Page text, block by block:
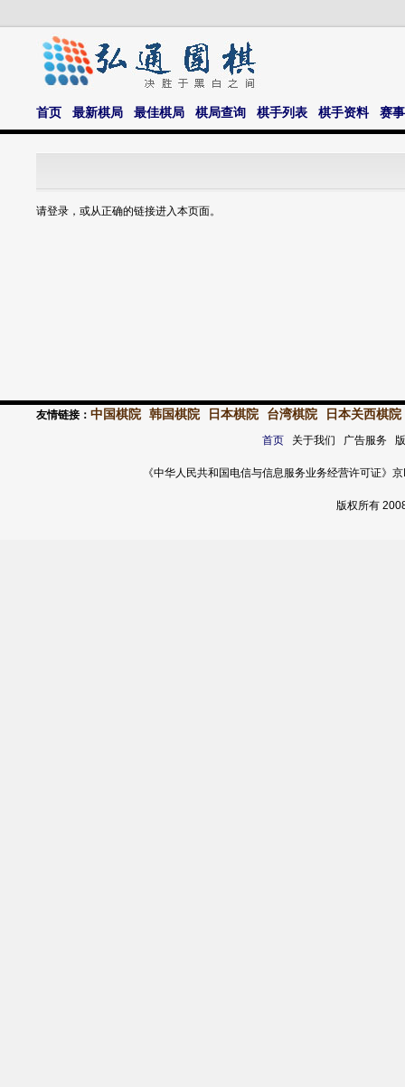
首页 最新棋局 最佳棋局 棋局查询 棋手列表 棋手资料 赛
请登录，或从正确的链接进入本页面。
友情链接： 中国棋院 韩国棋院 日本棋院 台湾棋院 日本关西棋院
首页关于我们 广告服务
《中华人民共和国电信与信息服务业务经营许可证
版权所有